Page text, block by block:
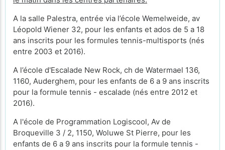
A la salle Palestra, entrée via l’école Wemelweide, av
Léopold Wiener 32, pour les enfants et ados de 5 a 18
ans inscrits pour les formules tennis-multisports (nés
entre 2003 et 2016).
A l’école d'Escalade New Rock, ch de Watermael 136,
1160, Auderghem, pour les enfants de 6 a 9 ans inscrits
pour la formule tennis - escalade (nés entre 2012 et
2016).
A l'école de Programmation Logiscool, Av de
Broqueville 3 / 2, 1150, Woluwe St Pierre, pour les
enfants de 6 a 9 ans inscrits pour la formule tennis -